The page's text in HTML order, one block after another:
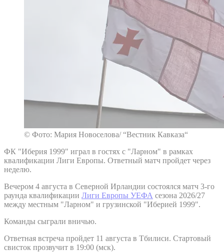
© Фото: Мария Новоселова/ “Вестник Кавказа“
ФК "Иберия 1999" играл в гостях с "Ларном" в рамках
квалификации Лиги Европы. Ответный матч пройдет через
неделю.
Вечером 4 августа в Северной Ирландии состоялся матч 3-го
раунда квалификации Лиги Европы УЕФА сезона 2026/27
между местным "Ларном" и грузинской "Иберией 1999".
Команды сыграли вничью.
Ответная встреча пройдет 11 августа в Тбилиси. Стартовый
свисток прозвучит в 19:00 (мск).